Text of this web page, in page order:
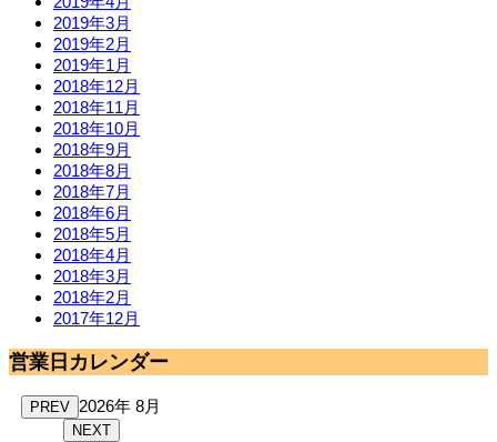
2019年3月
2019年2月
2019年1月
2018年12月
2018年11月
2018年10月
2018年9月
2018年8月
2018年7月
2018年6月
2018年5月
2018年4月
2018年3月
2018年2月
2017年12月
営業日カレンダー
PREV 2026年 8月
NEXT